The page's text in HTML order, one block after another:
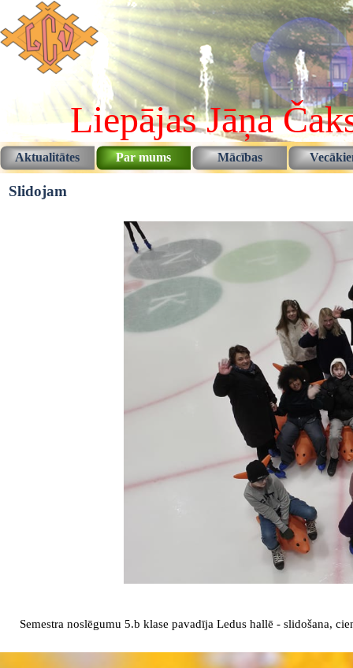
Pāriet uz saturu
Liepājas Jāņa
Aktualitātes Par mums ▼
Mācības ▼
Slidojam
Semestra noslēgumu 5.b klase pavadīja Ledus hallē - slidošana,